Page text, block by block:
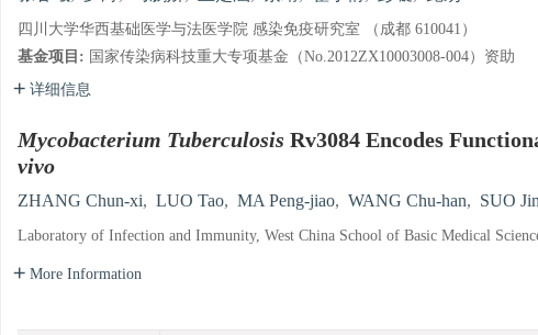
四川大学华西基础医学与法医学院 感染免疫研究室 （成都 610041）
基金项目: 国家传染病科技重大专项基金（No.2012ZX10003008-004）资助
详细信息
Mycobacterium Tuberculosis Rv3084 Encodes
vivo
ZHANG Chun-xi, LUO Tao, MA Peng-jiao, WANG Chu-han, SUO
Laboratory of Infection and Immunity, West China School of Basic Medical
More Information